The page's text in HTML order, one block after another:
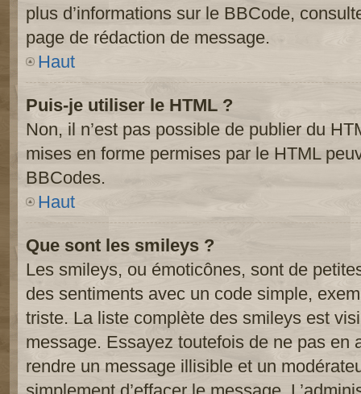
plus d’informations sur le BBCode,
page de rédaction de message.
Haut
Puis-je utiliser le HTML ?
Non, il n’est pas possible de publier du
mises en forme permises par le HTML
BBCodes.
Haut
Que sont les smileys ?
Les smileys, ou émoticônes, sont de
des sentiments avec un code simple,
triste. La liste complète des smileys est
message. Essayez toutefois de ne pas en
rendre un message illisible et un